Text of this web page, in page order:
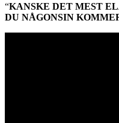
“KANSKE DET MEST
DU NÅGONSIN